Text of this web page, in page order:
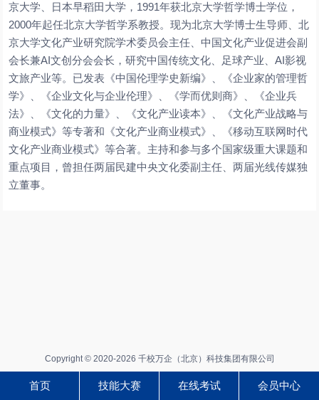
京大学、日本早稻田大学，1991年获北京大学哲学博士学位，
2000年起任北京大学哲学系教授。现为北京大学博士生导师、北
京大学文化产业研究院学术委员会主任、中国文化产业促进会副
会长兼AI文创分会会长，研究中国传统文化、足球产业、AI影视
文旅产业等。已发表《中国伦理学史新编》、《企业家的管理哲
学》、《企业文化与企业伦理》、《学而优则商》、《企业兵
法》、《文化的力量》、《文化产业读本》、《文化产业战略与
商业模式》等专著和《文化产业商业模式》、《移动互联网时代
文化产业商业模式》等合著。主持和参与多个国家级重大课题和
重点项目，曾担任两届民建中央文化委副主任、两届光线传媒独
立董事。
Copyright © 2020-2026 千校万企（北京）科技集团有限公司
首页 技能大赛 在线考试 会员中心